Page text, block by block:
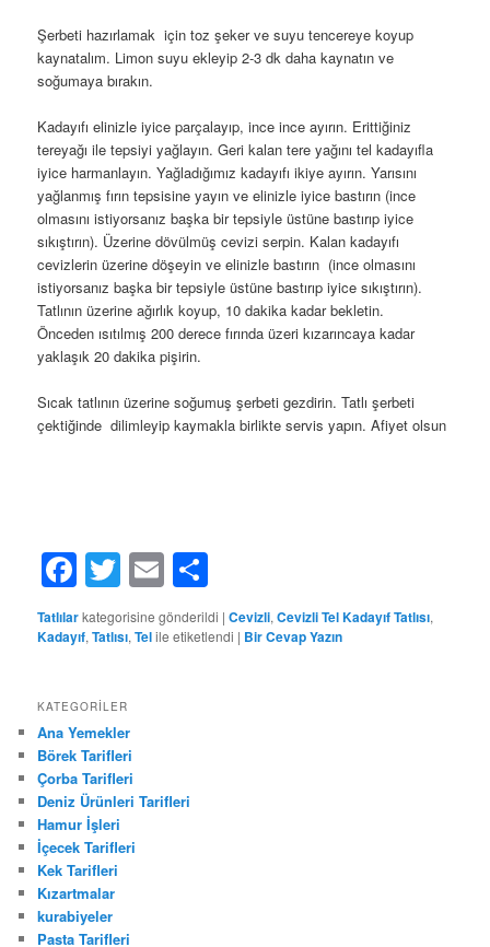
Şerbeti hazırlamak için toz şeker ve suyu tencereye koyup
kaynatalım. Limon suyu ekleyip 2-3 dk daha kaynatın ve
soğumaya bırakın.
Kadayıfı elinizle iyice parçalayıp, ince ince ayırın. Erittiğiniz
tereyağı ile tepsiyi yağlayın. Geri kalan tere yağını tel kadayıfla
iyice harmanlayın. Yağladığımız kadayıfı ikiye ayırın. Yarısını
yağlanmış fırın tepsisine yayın ve elinizle iyice bastırın (ince
olmasını istiyorsanız başka bir tepsiyle üstüne bastırıp iyice
sıkıştırın). Üzerine dövülmüş cevizi serpin. Kalan kadayıfı
cevizlerin üzerine döşeyin ve elinizle bastırın (ince olmasını
istiyorsanız başka bir tepsiyle üstüne bastırıp iyice sıkıştırın).
Tatlının üzerine ağırlık koyup, 10 dakika kadar bekletin.
Önceden ısıtılmış 200 derece fırında üzeri kızarıncaya kadar
yaklaşık 20 dakika pişirin.
Sıcak tatlının üzerine soğumuş şerbeti gezdirin. Tatlı şerbeti
çektiğinde dilimleyip kaymakla birlikte servis yapın. Afiyet olsun
Facebook
Twitter
Email
Tatlılarkategorisine gönderildi |Cevizli,Cevizli Tel Kadayıf Tatlısı,
Kadayıf,Tatlısı,Telile etiketlendi | Bir Cevap Yazın
KATEGORILER
Ana Yemekler
Börek Tarifleri
Çorba Tarifleri
Deniz Ürünleri Tarifleri
Hamur İşleri
İçecek Tarifleri
Kek Tarifleri
Kızartmalar
kurabiyeler
Pasta Tarifleri